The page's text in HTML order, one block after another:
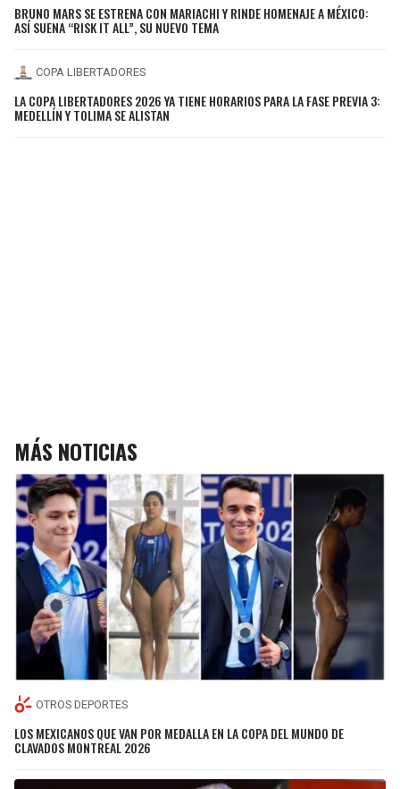
BRUNO MARS SE ESTRENA CON MARIACHI Y RINDE HOMENAJE A MÉXICO:
ASÍ SUENA “RISK IT ALL”, SU NUEVO TEMA
COPA LIBERTADORES
LA COPA LIBERTADORES 2026 YA TIENE HORARIOS PARA LA FASE PREVIA 3:
MEDELLÍN Y TOLIMA SE ALISTAN
MÁS NOTICIAS
OTROS DEPORTES
LOS MEXICANOS QUE VAN POR MEDALLA EN LA COPA DEL MUNDO DE
CLAVADOS MONTREAL 2026